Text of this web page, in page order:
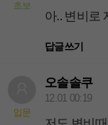
초보
아.. 변비로
답글쓰기
입문
오솔솔쿠
12.01 00:19